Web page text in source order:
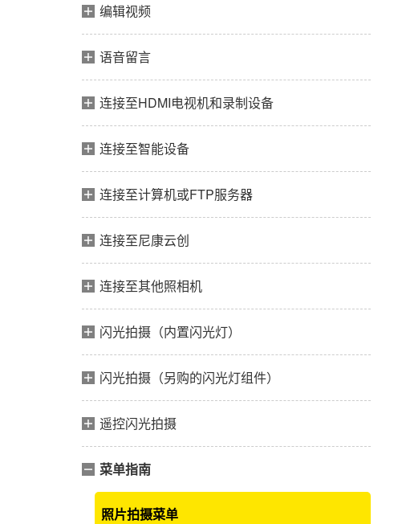
编辑视频
语音留言
连接至HDMI电视机和录制设备
连接至智能设备
连接至计算机或FTP服务器
连接至尼康云创
连接至其他照相机
闪光拍摄（内置闪光灯）
闪光拍摄（另购的闪光灯组件）
遥控闪光拍摄
菜单指南
照片拍摄菜单